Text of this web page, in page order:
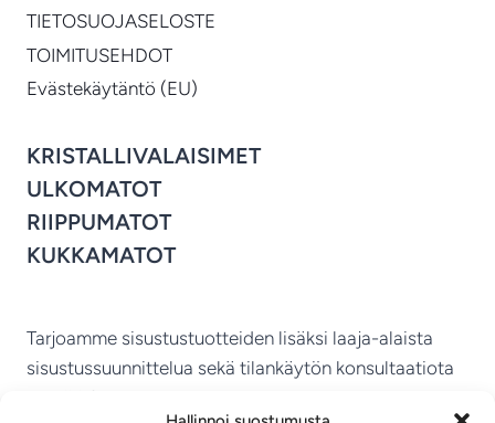
TIETOSUOJASELOSTE
TOIMITUSEHDOT
Evästekäytäntö (EU)
KRISTALLIVALAISIMET
ULKOMATOT
RIIPPUMATOT
KUKKAMATOT
Tarjoamme sisustustuotteiden lisäksi laaja-alaista
sisustussuunnittelua sekä tilankäytön konsultaatiota